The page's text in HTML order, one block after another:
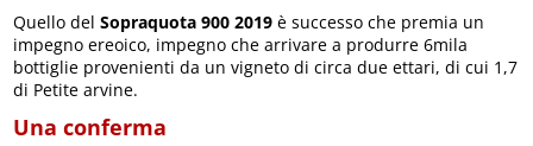
Quello delSopraquota 900 2019è successo che premia un
impegno ereoico, impegno che arrivare a produrre 6mila
bottiglie provenienti da un vigneto di circa due ettari, di cui 1,7
di Petite arvine.
Una conferma